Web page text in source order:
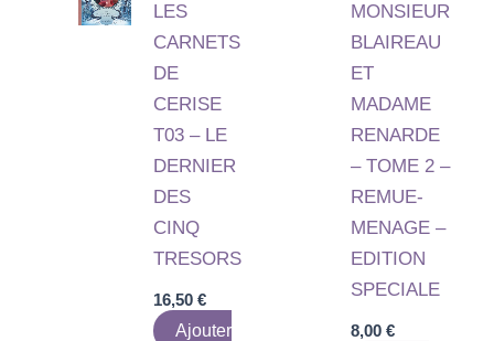
LES
CARNETS
DE
CERISE
T03 – LE
DERNIER
DES
CINQ
TRESORS
16,50€
Ajouter
MONSIEUR
BLAIREAU
ET
MADAME
RENARDE
– TOME 2 –
REMUE-
MENAGE –
EDITION
SPECIALE
8,00 €